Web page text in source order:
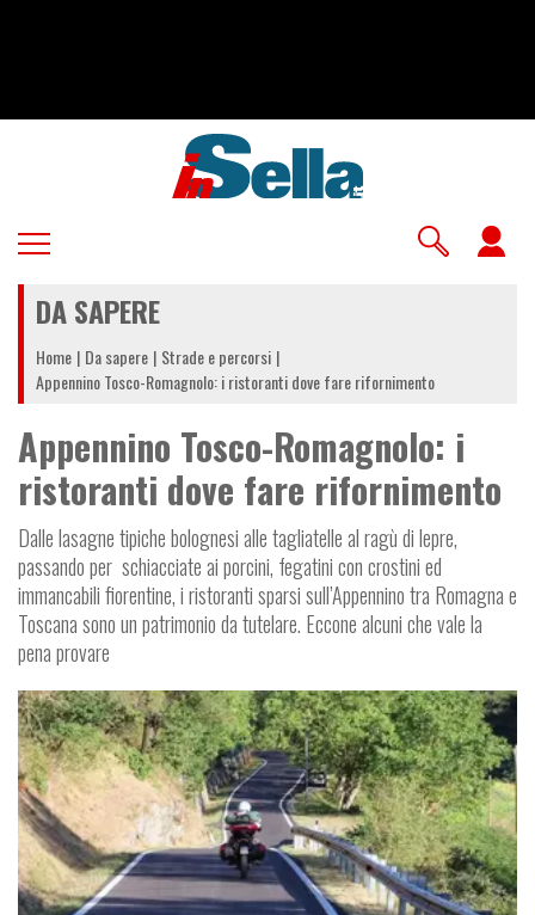
DA SAPERE
Home Da sapere Strade e percorsi
Appennino Tosco-Romagnolo: i ristoranti dove fare rifornimento
Appennino Tosco-Romagnolo: i
ristoranti dove fare rifornimento
Dalle lasagne tipiche bolognesi alle tagliatelle al ragù di lepre,
passando per schiacciate ai porcini, fegatini con crostini ed
immancabili fiorentine, i ristoranti sparsi sull’Appennino tra Romagna e
Toscana sono un patrimonio da tutelare. Eccone alcuni che vale la
pena provare